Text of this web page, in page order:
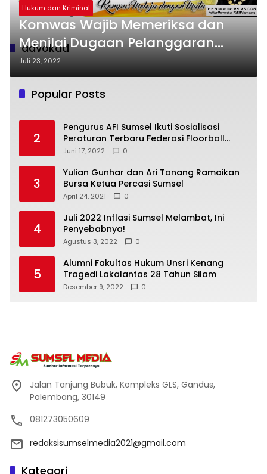
advokad
Hukum dan Kriminal
Komwas Wajib Memeriksa dan
Menilai Dugaan Pelanggaran
Kode Etik Advokat
Juli 23, 2022
Popular Posts
2
Pengurus AFI Sumsel Ikuti Sosialisasi
Peraturan Terbaru Federasi Floorball
Internasional
Juni 17, 2022 0
3
Yulian Gunhar dan Ari Tonang Ramaikan
Bursa Ketua Percasi Sumsel
April 24, 2021 0
4
Juli 2022 Inflasi Sumsel Melambat, Ini
Penyebabnya!
Agustus 3, 2022 0
5
Alumni Fakultas Hukum Unsri Kenang
Tragedi Lakalantas 28 Tahun Silam
Desember 9, 2022 0
Jalan Tanjung Bubuk, Kompleks GLS, Gandus,
Palembang, 30149
081273050609
redaksisumselmedia2021@gmail.com
Kategori